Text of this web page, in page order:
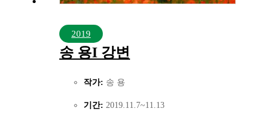
2019
송 용I 강변
작가: 송 용
기간: 2019.11.7~11.13